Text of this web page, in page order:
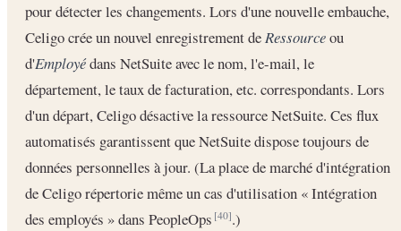
pour détecter les changements. Lors d'une nouvelle embauche,
Celigo crée un nouvel enregistrement deRessourceou
d'Employédans NetSuite avec le nom, l'e-mail, le
département, le taux de facturation, etc. correspondants. Lors
d'un départ, Celigo désactive la ressource NetSuite. Ces flux
automatisés garantissent que NetSuite dispose toujours de
données personnelles à jour. (La place de marché d'intégration
de Celigo répertorie même un cas d'utilisation « Intégration
des employés » dans PeopleOps[40].)